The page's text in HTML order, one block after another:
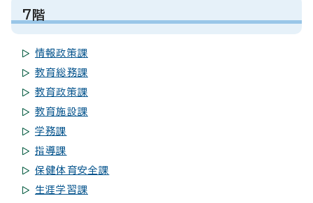
7階
情報政策課
教育総務課
教育政策課
教育施設課
学務課
指導課
保健体育安全課
生涯学習課